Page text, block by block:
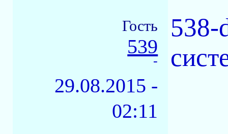
Гость
539
-
29.08.2015 -
02:11
538-